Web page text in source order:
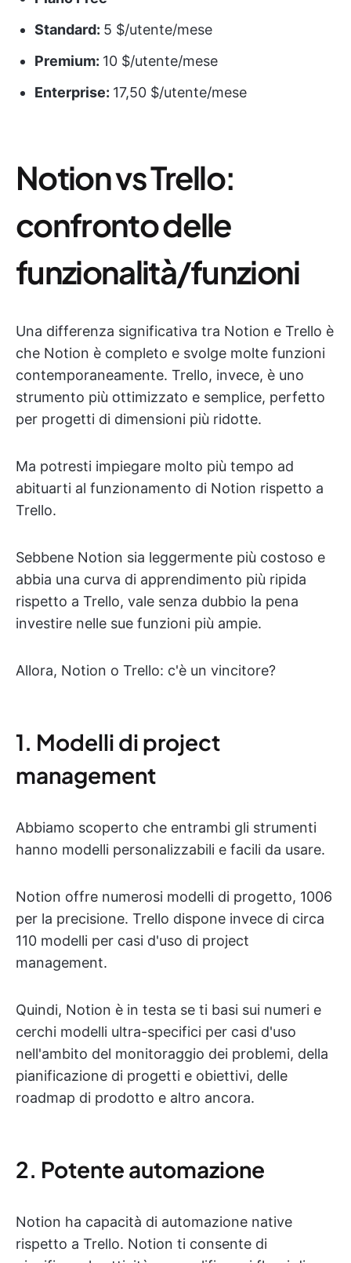
Standard: 5 $/utente/mese
Premium: 10 $/utente/mese
Enterprise: 17,50 $/utente/mese
Notion vs Trello:
confronto delle
funzionalità/funzioni
Una differenza significativa tra Notion e Trello è
che Notion è completo e svolge molte funzioni
contemporaneamente. Trello, invece, è uno
strumento più ottimizzato e semplice, perfetto
per progetti di dimensioni più ridotte.
Ma potresti impiegare molto più tempo ad
abituarti al funzionamento di Notion rispetto a
Trello.
Sebbene Notion sia leggermente più costoso e
abbia una curva di apprendimento più ripida
rispetto a Trello, vale senza dubbio la pena
investire nelle sue funzioni più ampie.
Allora, Notion o Trello: c'è un vincitore?
1. Modelli di project
management
Abbiamo scoperto che entrambi gli strumenti
hanno modelli personalizzabili e facili da usare.
Notion offre numerosi modelli di progetto, 1006
per la precisione. Trello dispone invece di circa
110 modelli per casi d'uso di project
management.
Quindi, Notion è in testa se ti basi sui numeri e
cerchi modelli ultra-specifici per casi d'uso
nell'ambito del monitoraggio dei problemi, della
pianificazione di progetti e obiettivi, delle
roadmap di prodotto e altro ancora.
2. Potente automazione
Notion ha capacità di automazione native
rispetto a Trello. Notion ti consente di